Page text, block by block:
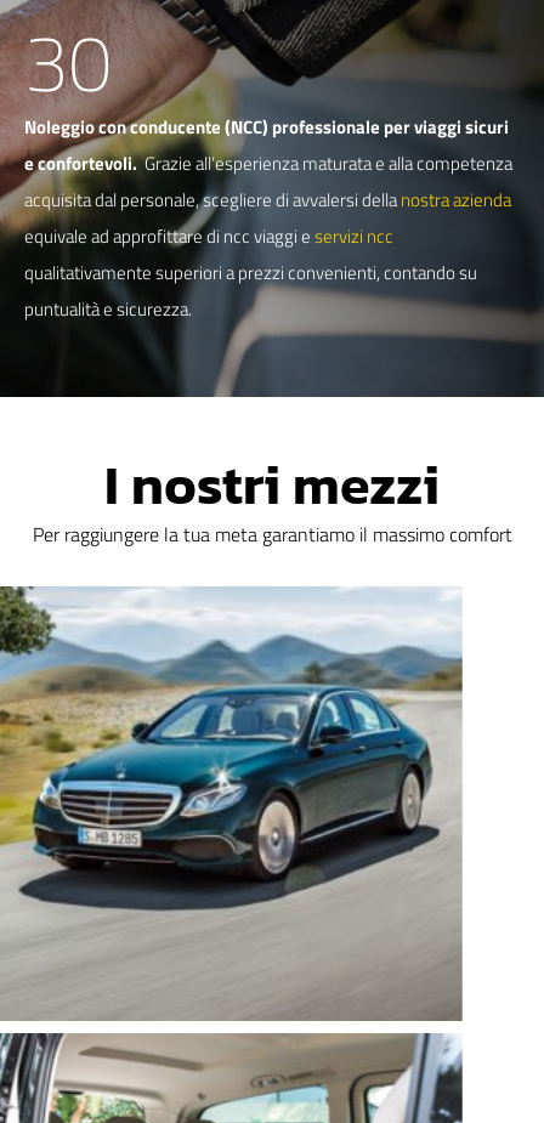
Noleggio con conducente (NCC) professionale per viaggi sicuri
e confortevoli.Grazie all’esperienza maturata e alla competenza
acquisita dal personale, scegliere di avvalersi dellanostra azienda
equivale ad approfittare di ncc viaggi eservizi ncc
qualitativamente superiori a prezzi convenienti, contando su
puntualità e sicurezza.
30
I nostri mezzi
Per raggiungere la tua meta garantiamo il massimo comfort